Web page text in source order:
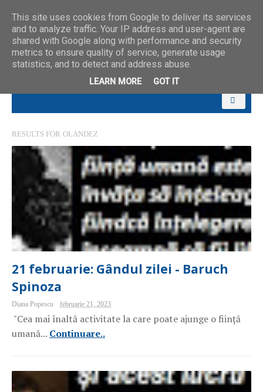
RESULTS FOR OLANDEZ
21 februarie: Gândul zilei - Baruch
Spinoza
Diana Popescu februarie 21, 2023
"Cea mai înaltă activitate la care poate ajunge o ființă
umană... Continuare..
This site uses cookies from Google to deliver its services
and to analyze traffic. Your IP address and user-agent are
shared with Google along with performance and security
metrics to ensure quality of service, generate usage
statistics, and to detect and address abuse.
LEARN MORE GOT IT